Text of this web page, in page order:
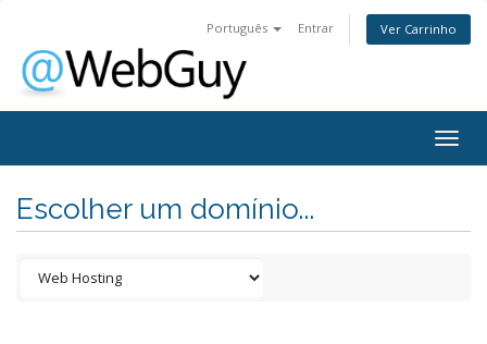
Português Entrar Ver Carrinho
Escolher um domínio...